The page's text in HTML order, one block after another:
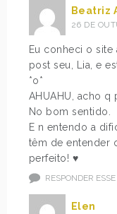
Beatriz
26 DE
Eu conheci o
post seu, Lia, e
*o*
AHUAHU, acho
No bom sentido.
E n entendo a
têm de entender
perfeito! ♥
RESPONDER
Elen